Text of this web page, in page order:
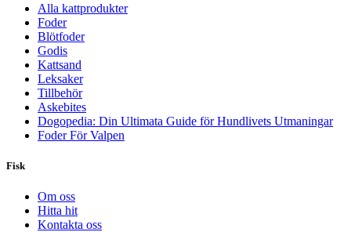
Alla kattprodukter
Foder
Blötfoder
Godis
Kattsand
Leksaker
Tillbehör
Askebites
Dogopedia: Din Ultimata Guide för Hundlivets Utmaningar
Foder För Valpen
Fisk
Om oss
Hitta hit
Kontakta oss